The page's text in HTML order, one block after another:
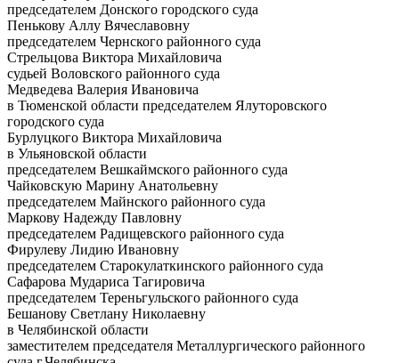
председателем Донского городского суда
Пенькову Аллу Вячеславовну
председателем Чернского районного суда
Стрельцова Виктора Михайловича
судьей Воловского районного суда
Медведева Валерия Ивановича
в Тюменской области председателем Ялуторовского
городского суда
Бурлуцкого Виктора Михайловича
в Ульяновской области
председателем Вешкаймского районного суда
Чайковскую Марину Анатольевну
председателем Майнского районного суда
Маркову Надежду Павловну
председателем Радищевского районного суда
Фирулеву Лидию Ивановну
председателем Старокулаткинского районного суда
Сафарова Мудариса Тагировича
председателем Тереньгульского районного суда
Бешанову Светлану Николаевну
в Челябинской области
заместителем председателя Металлургического районного